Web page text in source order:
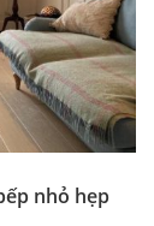
nhỏ hẹp